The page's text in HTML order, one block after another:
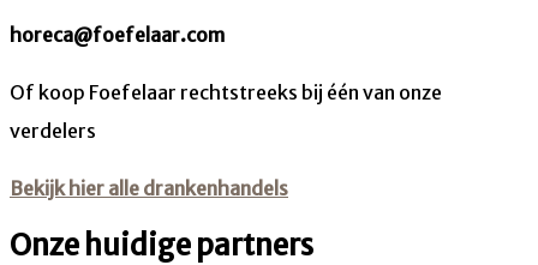
horeca@foefelaar.com
Of koop Foefelaar rechtstreeks bij één van onze
verdelers
Bekijk hier alle drankenhandels
Onze huidige partners